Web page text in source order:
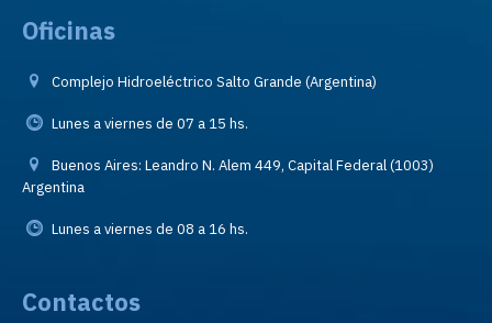
Oficinas
Complejo Hidroeléctrico Salto Grande (Argentina)
Lunes a viernes de 07 a 15 hs.
Buenos Aires: Leandro N. Alem 449, Capital Federal (1003)
Argentina
Lunes a viernes de 08 a 16 hs.
Contactos